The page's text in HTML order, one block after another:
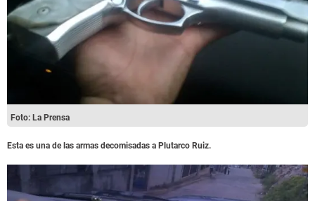
Foto: La Prensa
Esta es una de las armas decomisadas a Plutarco Ruiz.